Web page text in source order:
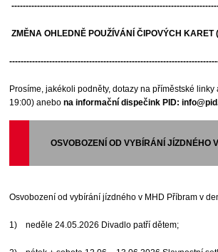
ZMĚNA OHLEDNĚ POUŽÍVÁNÍ ČIPOVÝCH
Prosíme, jakékoli podněty, dotazy na příměstské linky
19:00) anebona informační dispečink PID:
OSVOBOZENÍ OD VYBÍRÁNÍ JÍZDNÉHO
Osvobození od vybírání jízdného v MHD Příbram v
1) neděle 24.05.2026 Divadlo patří dětem;